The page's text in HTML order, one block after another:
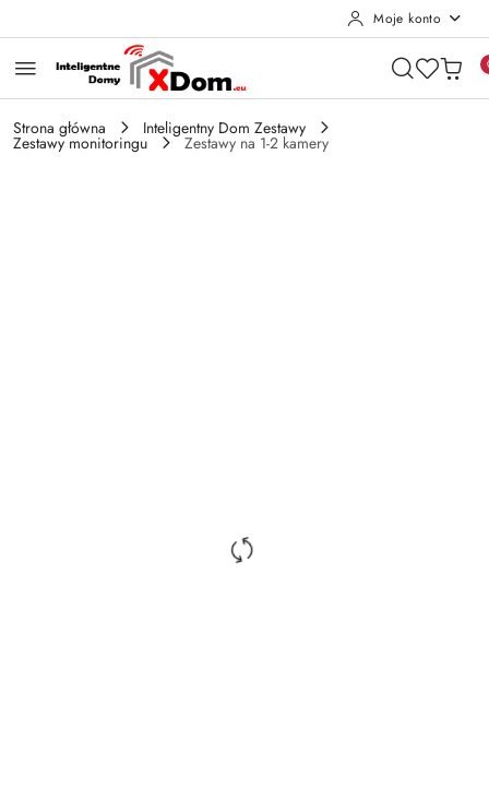
Moje konto
Strona główna Inteligentny Dom Zestawy
Zestawy monitoringu Zestawy na 1-2 kamery